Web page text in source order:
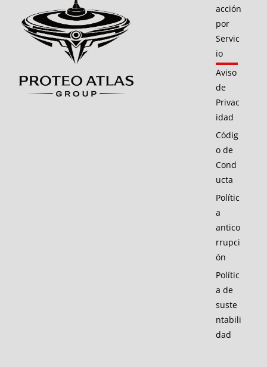
acción
por
Servic
io
Aviso
de
Privac
idad
Códig
o de
Cond
ucta
Polític
a
antico
rrupci
ón
Polític
a de
suste
ntabili
dad